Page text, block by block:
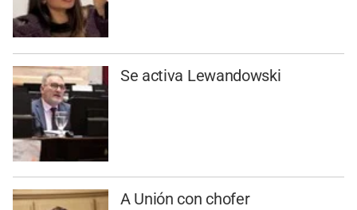
Se activa Lewandowski
A Unión con chofer